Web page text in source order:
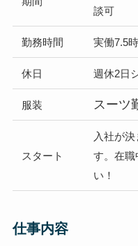
談可
勤務時間 実働7.5
休日 週休2日
服装 スーツ
スタート
入社が
す。在職
い！
仕事内容